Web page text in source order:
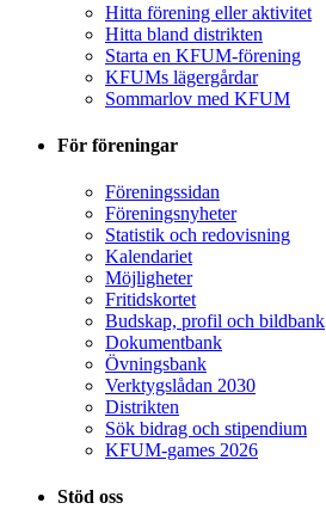
Hitta förening eller aktivitet
Hitta bland distrikten
Starta en KFUM-förening
KFUMs lägergårdar
Sommarlov med KFUM
För föreningar
Föreningssidan
Föreningsnyheter
Statistik och redovisning
Kalendariet
Möjligheter
Fritidskortet
Budskap, profil och bildbank
Dokumentbank
Övningsbank
Verktygslådan 2030
Distrikten
Sök bidrag och stipendium
KFUM-games 2026
Stöd oss